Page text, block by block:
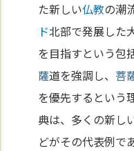
た新しい仏教の潮
ド北部で発展した
を目指すという包
薩道を強調し、菩
を優先するという
典は、多くの新し
どがその代表例で